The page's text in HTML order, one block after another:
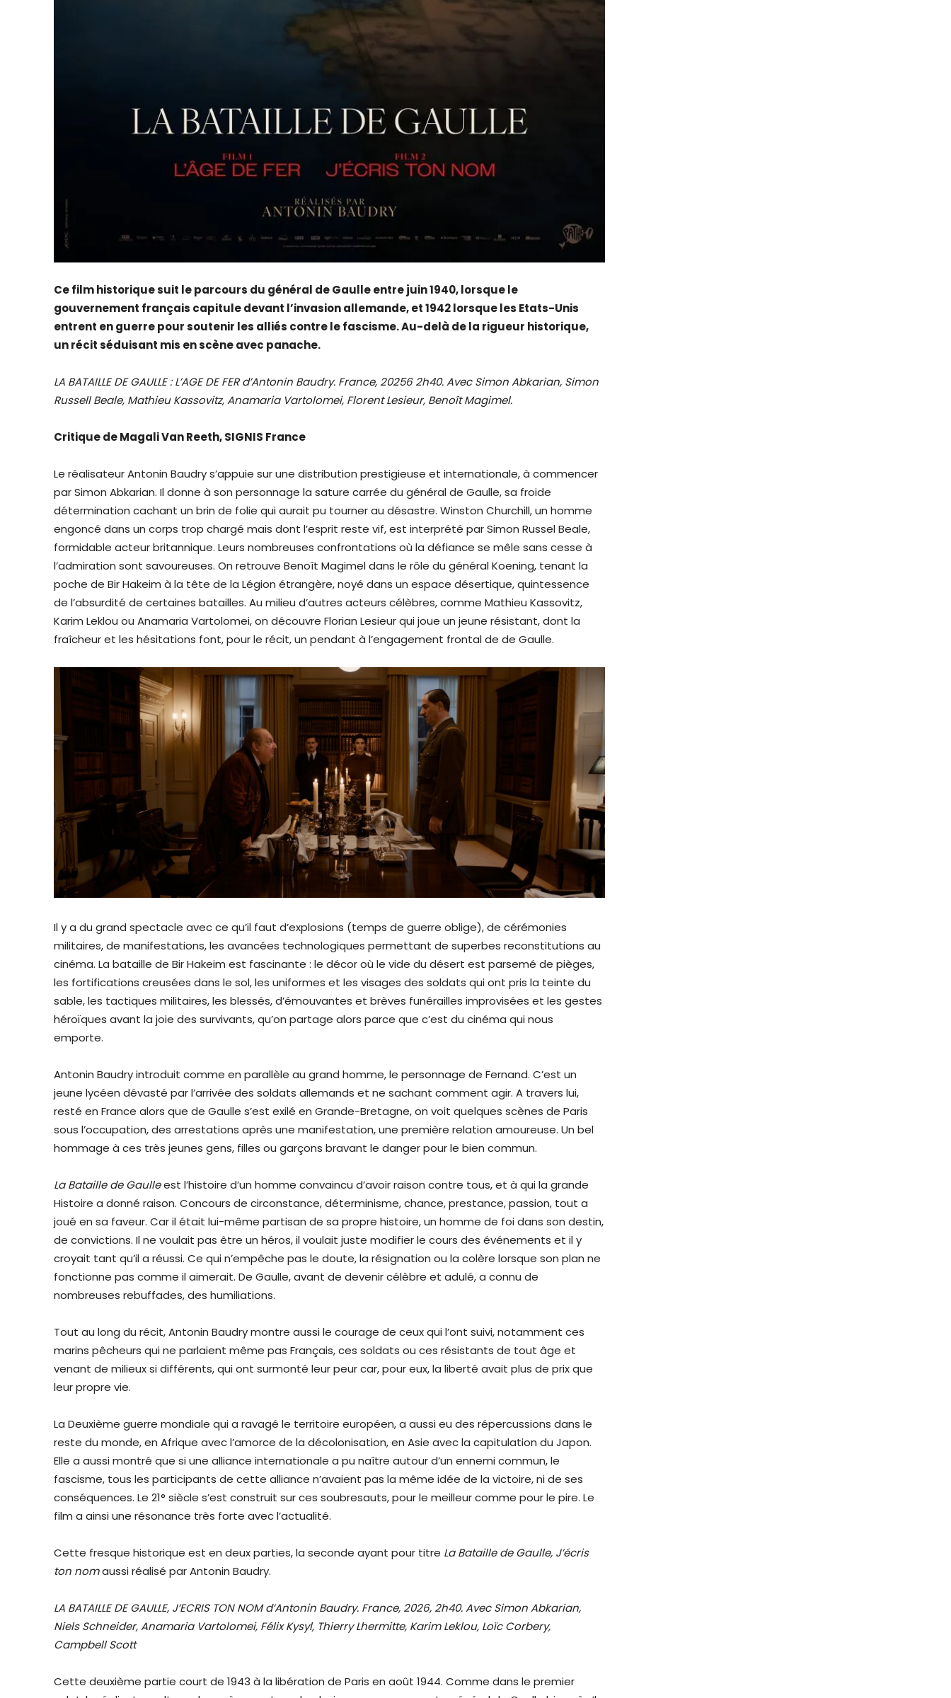
Ce film historique suit le parcours du général de Gaulle entre juin 1940, lorsque le
gouvernement français capitule devant l’invasion allemande, et 1942 lorsque les Etats-Unis
entrent en guerre pour soutenir les alliés contre le fascisme. Au-delà de la rigueur historique,
un récit séduisant mis en scène avec panache.
LA BATAILLE DE GAULLE : L’AGE DE FER d’Antonin Baudry. France, 20256 2h40. Avec Simon Abkarian, Simon
Russell Beale, Mathieu Kassovitz, Anamaria Vartolomei, Florent Lesieur, Benoît Magimel.
Critique de Magali Van Reeth, SIGNIS France
Le réalisateur Antonin Baudry s’appuie sur une distribution prestigieuse et internationale, à commencer
par Simon Abkarian. Il donne à son personnage la sature carrée du général de Gaulle, sa froide
détermination cachant un brin de folie qui aurait pu tourner au désastre. Winston Churchill, un homme
engoncé dans un corps trop chargé mais dont l’esprit reste vif, est interprété par Simon Russel Beale,
formidable acteur britannique. Leurs nombreuses confrontations où la défiance se mêle sans cesse à
l’admiration sont savoureuses. On retrouve Benoît Magimel dans le rôle du général Koening, tenant la
poche de Bir Hakeim à la tête de la Légion étrangère, noyé dans un espace désertique, quintessence
de l’absurdité de certaines batailles. Au milieu d’autres acteurs célèbres, comme Mathieu Kassovitz,
Karim Leklou ou Anamaria Vartolomei, on découvre Florian Lesieur qui joue un jeune résistant, dont la
fraîcheur et les hésitations font, pour le récit, un pendant à l’engagement frontal de de Gaulle.
Il y a du grand spectacle avec ce qu’il faut d’explosions (temps de guerre oblige), de cérémonies
militaires, de manifestations, les avancées technologiques permettant de superbes reconstitutions au
cinéma. La bataille de Bir Hakeim est fascinante : le décor où le vide du désert est parsemé de pièges,
les fortifications creusées dans le sol, les uniformes et les visages des soldats qui ont pris la teinte du
sable, les tactiques militaires, les blessés, d’émouvantes et brèves funérailles improvisées et les gestes
héroïques avant la joie des survivants, qu’on partage alors parce que c’est du cinéma qui nous
emporte.
Antonin Baudry introduit comme en parallèle au grand homme, le personnage de Fernand. C’est un
jeune lycéen dévasté par l’arrivée des soldats allemands et ne sachant comment agir. A travers lui,
resté en France alors que de Gaulle s’est exilé en Grande-Bretagne, on voit quelques scènes de Paris
sous l’occupation, des arrestations après une manifestation, une première relation amoureuse. Un bel
hommage à ces très jeunes gens, filles ou garçons bravant le danger pour le bien commun.
La Bataille de Gaulleest l’histoire d’un homme convaincu d’avoir raison contre tous, et à qui la grande
Histoire a donné raison. Concours de circonstance, déterminisme, chance, prestance, passion, tout a
joué en sa faveur. Car il était lui-même partisan de sa propre histoire, un homme de foi dans son destin,
de convictions. Il ne voulait pas être un héros, il voulait juste modifier le cours des événements et il y
croyait tant qu’il a réussi. Ce qui n’empêche pas le doute, la résignation ou la colère lorsque son plan ne
fonctionne pas comme il aimerait. De Gaulle, avant de devenir célèbre et adulé, a connu de
nombreuses rebuffades, des humiliations.
Tout au long du récit, Antonin Baudry montre aussi le courage de ceux qui l’ont suivi, notamment ces
marins pêcheurs qui ne parlaient même pas Français, ces soldats ou ces résistants de tout âge et
venant de milieux si différents, qui ont surmonté leur peur car, pour eux, la liberté avait plus de prix que
leur propre vie.
La Deuxième guerre mondiale qui a ravagé le territoire européen, a aussi eu des répercussions dans le
reste du monde, en Afrique avec l’amorce de la décolonisation, en Asie avec la capitulation du Japon.
Elle a aussi montré que si une alliance internationale a pu naître autour d’un ennemi commun, le
fascisme, tous les participants de cette alliance n’avaient pas la même idée de la victoire, ni de ses
conséquences. Le 21° siècle s’est construit sur ces soubresauts, pour le meilleur comme pour le pire. Le
film a ainsi une résonance très forte avec l’actualité.
Cette fresque historique est en deux parties, la seconde ayant pour titre La Bataille de Gaulle, J’écris
ton nomaussi réalisé par Antonin Baudry.
LA BATAILLE DE GAULLE, J’ECRIS TON NOM d’Antonin Baudry. France, 2026, 2h40. Avec Simon Abkarian,
Niels Schneider, Anamaria Vartolomei, Félix Kysyl, Thierry Lhermitte, Karim Leklou, Loïc Corbery,
Campbell Scott
Cette deuxième partie court de 1943 à la libération de Paris en août 1944. Comme dans le premier